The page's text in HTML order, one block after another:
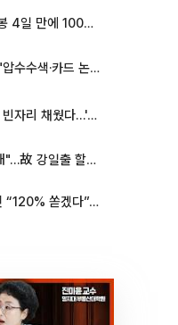
놀란 감독 '오디세이', 개봉 4일 만에 100만 돌파⋯'왕사남' 보다 빠르다
축구협회, 대국민 사과…"압수수색·카드 논란 사죄, 강도 높은 쇄신"
'불명' 문세윤, 故 터틀맨 빈자리 채웠다…'거북이' 눈물의 최종 우승
추미애 "우리 목표는 연대"…故 강일출 할머니 흉상 제막
AT마드리드 ‘7번’ 이강인 “120% 쏟겠다”⋯시메오네 감독 “필요한 선수”